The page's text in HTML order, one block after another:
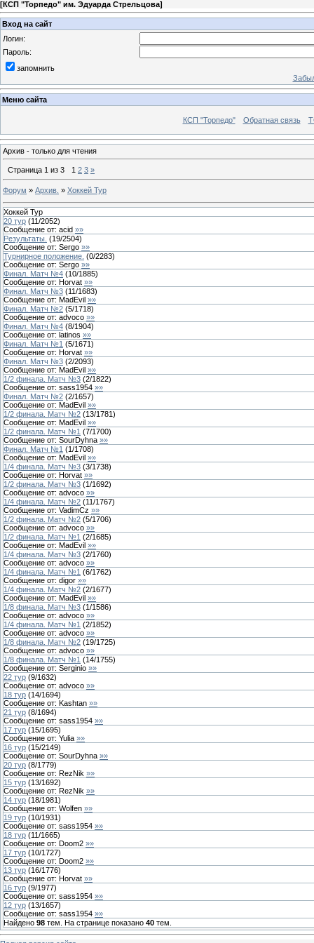
[КСП "Торпедо" им. Эдуарда Стрельцова]
Вход на сайт
Логин:
Пароль:
запомнить
Меню сайта
КСП "Торпедо" Обратная связь
Архив - только для чтения
Страница 1 из 3 1 2 3 »
Форум » Архив. » Хоккей Тур
Хоккей Тур
20 тур (11/2052)
Сообщение от: acid »»
Результаты. (19/2504)
Сообщение от: Sergo »»
Турнирное положение. (0/2283)
Сообщение от: Sergo »»
Финал. Матч №4 (10/1885)
Сообщение от: Horvat »»
Финал. Матч №3 (11/1683)
Сообщение от: MadEvil »»
Финал. Матч №2 (5/1718)
Сообщение от: advoco »»
Финал. Матч №4 (8/1904)
Сообщение от: latinos »»
Финал. Матч №1 (5/1671)
Сообщение от: Horvat »»
Финал. Матч №3 (2/2093)
Сообщение от: MadEvil »»
1/2 финала. Матч №3 (2/1822)
Сообщение от: sass1954 »»
Финал. Матч №2 (2/1657)
Сообщение от: MadEvil »»
1/2 финала. Матч №2 (13/1781)
Сообщение от: MadEvil »»
1/2 финала. Матч №1 (7/1700)
Сообщение от: SourDyhna »»
Финал. Матч №1 (1/1708)
Сообщение от: MadEvil »»
1/4 финала. Матч №3 (3/1738)
Сообщение от: Horvat »»
1/2 финала. Матч №3 (1/1692)
Сообщение от: advoco »»
1/4 финала. Матч №2 (11/1767)
Сообщение от: VadimCz »»
1/2 финала. Матч №2 (5/1706)
Сообщение от: advoco »»
1/2 финала. Матч №1 (2/1685)
Сообщение от: MadEvil »»
1/4 финала. Матч №3 (2/1760)
Сообщение от: advoco »»
1/4 финала. Матч №1 (6/1762)
Сообщение от: digor »»
1/4 финала. Матч №2 (2/1677)
Сообщение от: MadEvil »»
1/8 финала. Матч №3 (1/1586)
Сообщение от: advoco »»
1/4 финала. Матч №1 (2/1852)
Сообщение от: advoco »»
1/8 финала. Матч №2 (19/1725)
Сообщение от: advoco »»
1/8 финала. Матч №1 (14/1755)
Сообщение от: Serginio »»
22 тур (9/1632)
Сообщение от: advoco »»
18 тур (14/1694)
Сообщение от: Kashtan »»
21 тур (8/1694)
Сообщение от: sass1954 »»
17 тур (15/1695)
Сообщение от: Yulia »»
16 тур (15/2149)
Сообщение от: SourDyhna »»
20 тур (8/1779)
Сообщение от: RezNik »»
15 тур (13/1692)
Сообщение от: RezNik »»
14 тур (18/1981)
Сообщение от: Wolfen »»
19 тур (10/1931)
Сообщение от: sass1954 »»
18 тур (11/1665)
Сообщение от: Doom2 »»
17 тур (10/1727)
Сообщение от: Doom2 »»
13 тур (16/1776)
Сообщение от: Horvat »»
16 тур (9/1977)
Сообщение от: sass1954 »»
12 тур (13/1657)
Сообщение от: sass1954 »»
Найдено 98 тем. На странице показано 40 тем.